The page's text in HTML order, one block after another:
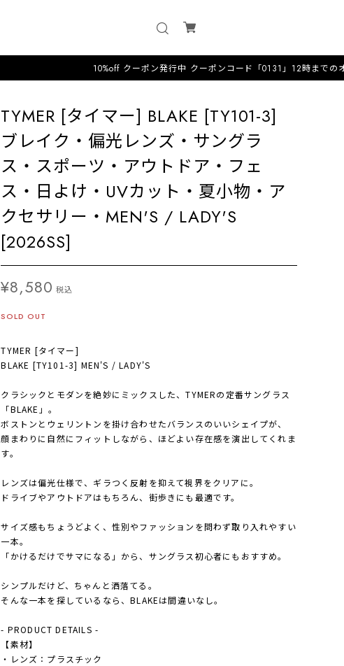
10%off クーポン発行中 クーポンコード「0131」12時までのオーダーは
TYMER [タイマー] BLAKE [TY101-3]
ブレイク・偏光レンズ・サングラ
ス・スポーツ・アウトドア・フェ
ス・日よけ・UVカット・夏小物・ア
クセサリー・MEN'S / LADY'S
[2026SS]
¥8,580 税込
SOLD OUT
TYMER [タイマー]
BLAKE [TY101-3] MEN'S / LADY'S
クラシックとモダンを絶妙にミックスした、TYMERの定番サングラス
「BLAKE」。
ボストンとウェリントンを掛け合わせたバランスのいいシェイプが、
顔まわりに自然にフィットしながら、ほどよい存在感を演出してくれま
す。
レンズは偏光仕様で、ギラつく反射を抑えて視界をクリアに。
ドライブやアウトドアはもちろん、街歩きにも最適です。
サイズ感もちょうどよく、性別やファッションを問わず取り入れやすい
一本。
「かけるだけでサマになる」から、サングラス初心者にもおすすめ。
シンプルだけど、ちゃんと洒落てる。
そんな一本を探しているなら、BLAKEは間違いなし。
- PRODUCT DETAILS -
【素材】
・レンズ：プラスチック